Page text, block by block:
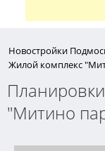
Новостройки
Жилой комплекс
"Митино